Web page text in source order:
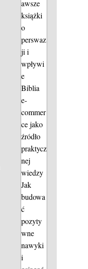
awsze
książki
o
perswaz
ji i
wpływi
e
Biblia
e-
commer
ce jako
źródło
praktycz
nej
wiedzy
Jak
budowa
ć
pozyty
wne
nawyki
i